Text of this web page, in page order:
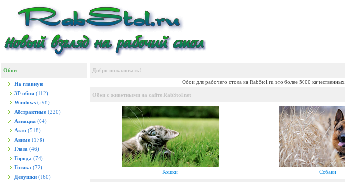
Обои
На главную
3D обои (112)
Windows (298)
Абстрактные (220)
Авиация (64)
Авто (518)
Аниме (178)
Глаза (46)
Города (74)
Готика (72)
Девушки (160)
Добро пожаловать!
Обои для рабочего стола на RabStol.ru это более 5000
Обои с животными на сайте RabStol.net
Кошки Собаки